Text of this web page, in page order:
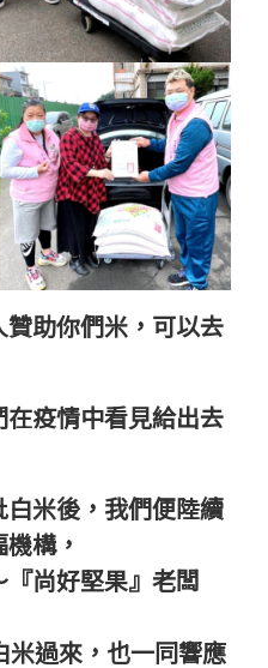
助你們米，可以去
在疫情中看見給出去
白米後，我們便陸續
構，
尚好堅果』老闆
米過來，也一同響應